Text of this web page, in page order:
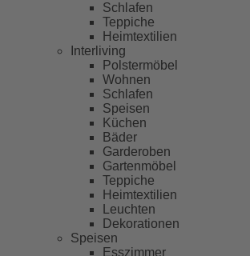
Schlafen
Teppiche
Heimtextilien
Interliving
Polstermöbel
Wohnen
Schlafen
Speisen
Küchen
Bäder
Garderoben
Gartenmöbel
Teppiche
Heimtextilien
Leuchten
Dekorationen
Speisen
Esszimmer